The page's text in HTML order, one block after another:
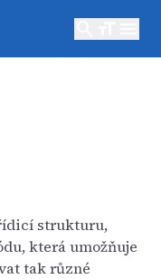
strukturu,
která umožňuje
tak různé